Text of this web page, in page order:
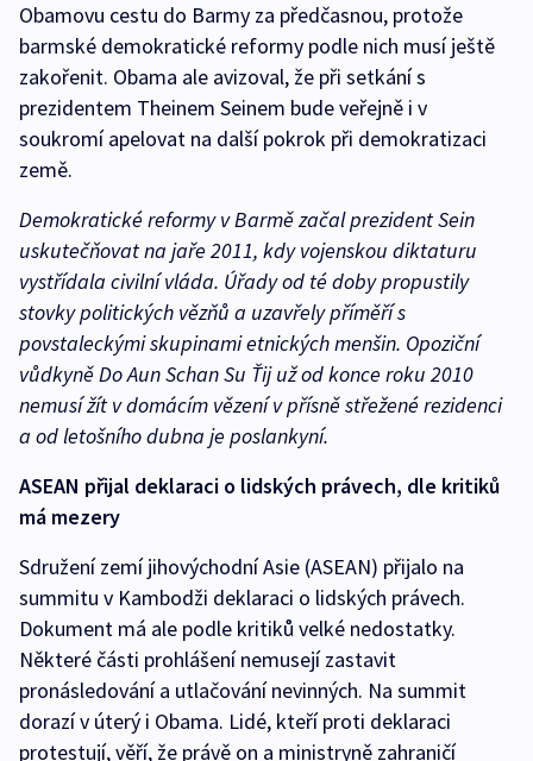
Obamovu cestu do Barmy za předčasnou, protože
barmské demokratické reformy podle nich musí ještě
zakořenit. Obama ale avizoval, že při setkání s
prezidentem Theinem Seinem bude veřejně i v
soukromí apelovat na další pokrok při demokratizaci
země.
Demokratické reformy v Barmě začal prezident Sein
uskutečňovat na jaře 2011, kdy vojenskou diktaturu
vystřídala civilní vláda. Úřady od té doby propustily
stovky politických vězňů a uzavřely příměří s
povstaleckými skupinami etnických menšin. Opoziční
vůdkyně Do Aun Schan Su Ťij už od konce roku 2010
nemusí žít v domácím vězení v přísně střežené rezidenci
a od letošního dubna je poslankyní.
ASEAN přijal deklaraci o lidských právech, dle kritiků
má mezery
Sdružení zemí jihovýchodní Asie (ASEAN) přijalo na
summitu v Kambodži deklaraci o lidských právech.
Dokument má ale podle kritiků velké nedostatky.
Některé části prohlášení nemusejí zastavit
pronásledování a utlačování nevinných. Na summit
dorazí v úterý i Obama. Lidé, kteří proti deklaraci
protestují, věří, že právě on a ministryně zahraničí